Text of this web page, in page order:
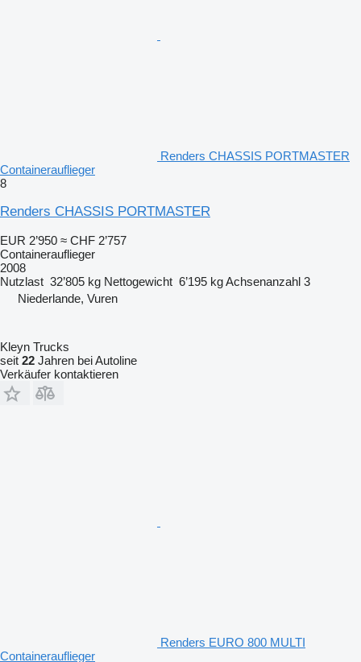
Renders CHASSIS PORTMASTER
Containerauflieger
8
Renders CHASSIS PORTMASTER
EUR 2’950 ≈ CHF 2’757
Containerauflieger
2008
Nutzlast 32’805 kg Nettogewicht 6’195 kgAchsenanzahl 3
Niederlande, Vuren
Kleyn Trucks
seit 22 Jahren bei Autoline
Verkäufer kontaktieren
Renders EURO 800 MULTI
Containerauflieger